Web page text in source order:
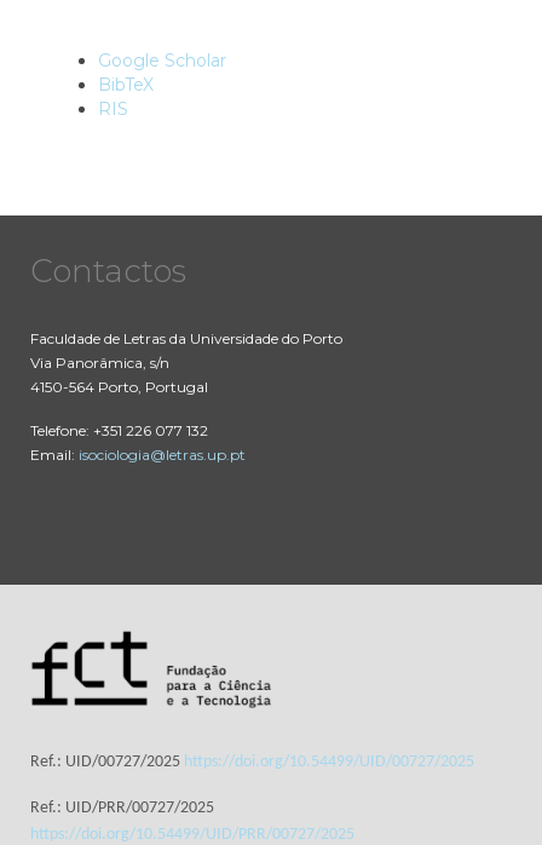
Google Scholar
BibTeX
RIS
Contactos
Faculdade de Letras da Universidade do Porto
Via Panorâmica, s/n
4150-564 Porto, Portugal
Telefone: +351 226 077 132
Email: isociologia@letras.up.pt
Ref.: UID/00727/2025 https://doi.org/10.54499/UID/00727/2025
Ref.: UID/PRR/00727/2025
https://doi.org/10.54499/UID/PRR/00727/2025